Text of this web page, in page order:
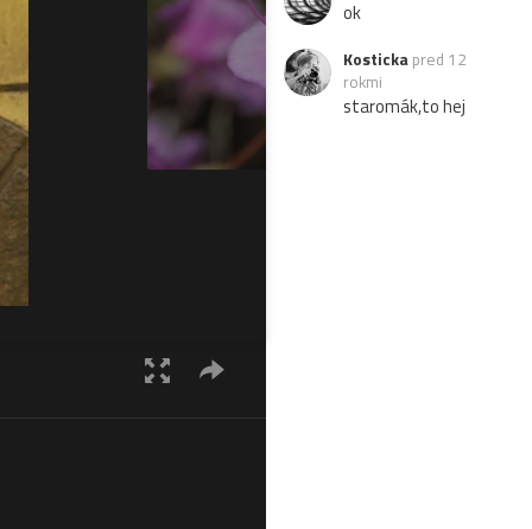
ok
Kosticka pred 12
rokmi
staromák,to hej